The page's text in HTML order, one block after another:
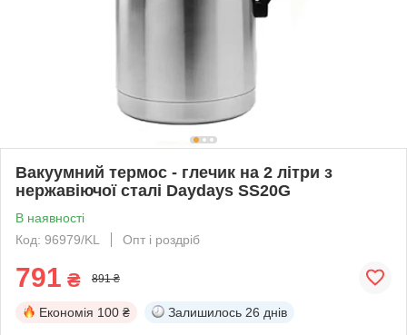
Вакуумний термос - глечик на 2 літри з
нержавіючої сталі Daydays SS20G
В наявності
Код: 96979/KL
Опт і роздріб
791 ₴ 891 ₴
Економія 100 ₴ Залишилось 26 днів